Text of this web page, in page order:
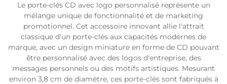
Le porte-clés CD avec logo personnalisé représente un
mélange unique de fonctionnalité et de marketing
promotionnel. Cet accessoire innovant allie l'attrait
classique d'un porte-clés aux capacités modernes de
marque, avec un design miniature en forme de CD pouvant
être personnalisé avec des logos d'entreprise, des
messages personnels ou des motifs artistiques. Mesurant
environ 3,8 cm de diamètre, ces porte-clés sont fabriqués à